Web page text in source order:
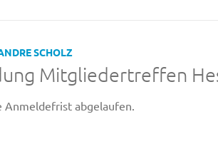
SCHOLZ
Mitgliedertreffen
Anmeldefrist abgelaufen.